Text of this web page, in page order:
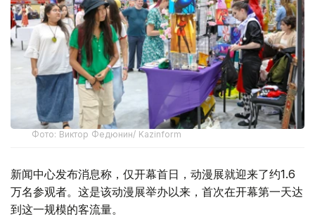
Фото: Виктор Федюнин/ Kazinform
新闻中心发布消息称，仅开幕首日，动漫展就迎来了约1.6
万名参观者。这是该动漫展举办以来，首次在开幕第一天达
到这一规模的客流量。